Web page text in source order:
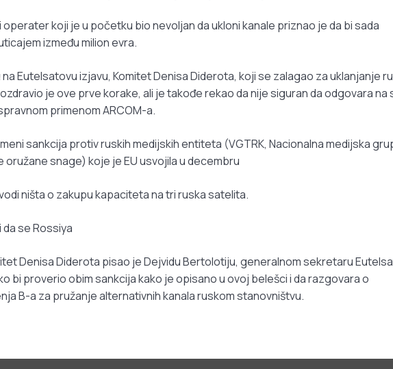
koji je u početku bio nevoljan da ukloni kanale priznao je da bi sada
između milion evra.
Eutelsatovu izjavu, Komitet Denisa Diderota, koji se zalagao za uklanjanje
je ove prve korake, ali je takođe rekao da nije siguran da odgovara na
primenom ARCOM-a.
sankcija protiv ruskih medijskih entiteta (VGTRK, Nacionalna medijska
oružane snage) koje je EU usvojila u decembru
ništa o zakupu kapaciteta na tri ruska satelita.
se Rossiya
Denisa Diderota pisao je Dejvidu Bertolotiju, generalnom sekretaru
bi proverio obim sankcija kako je opisano u ovoj belešci i da razgovara o
B-a za pružanje alternativnih kanala ruskom stanovništvu.